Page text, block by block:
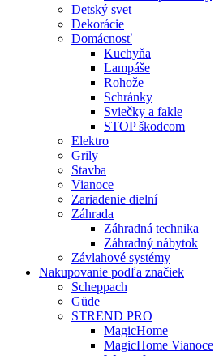
Detský svet
Dekorácie
Domácnosť
Kuchyňa
Lampáše
Rohože
Schránky
Sviečky a fakle
STOP škodcom
Elektro
Grily
Stavba
Vianoce
Zariadenie dielní
Záhrada
Záhradná technika
Záhradný nábytok
Závlahové systémy
Nakupovanie podľa značiek
Scheppach
Güde
STREND PRO
MagicHome
MagicHome Vianoce